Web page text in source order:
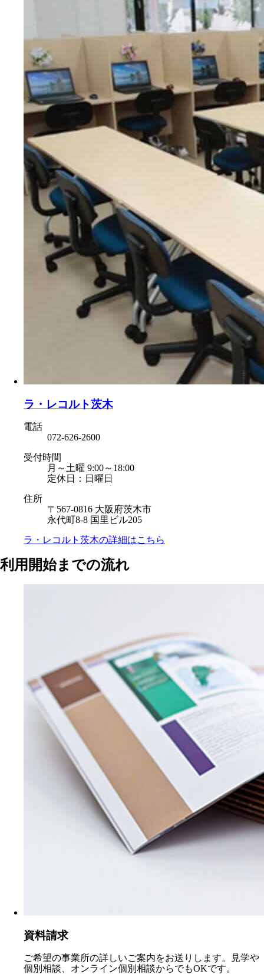
ラ・レコルト茨木
電話
072-626-2600
受付時間
月～土曜 9:00～18:00
定休日：日曜日
住所
〒567-0816 大阪府茨木市
永代町8-8 国里ビル205
ラ・レコルト茨木の詳細はこちら
利用開始までの流れ
資料請求
ご希望の事業所の詳しいご案内をお送りします。見学や
個別相談、オンライン個別相談からでもOKです。